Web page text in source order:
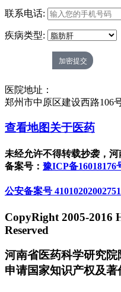
联系电话:
疾病类型:
医院地址：
郑州市中原区建设西路106
查看地图关于医药
未经允许不得转载抄袭，
备案号： 豫ICP备16018176
公安备案号 41010202002751
CopyRight 2005-2016
Reserved
河南省医药科学研究
申请国家知识产权及著